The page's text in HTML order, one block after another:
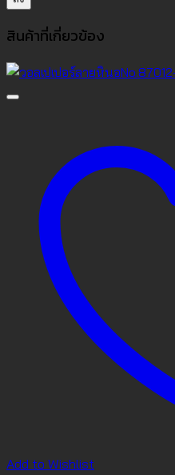
สินค้าที่เกี่ยวข้อง
Add to Wishlist